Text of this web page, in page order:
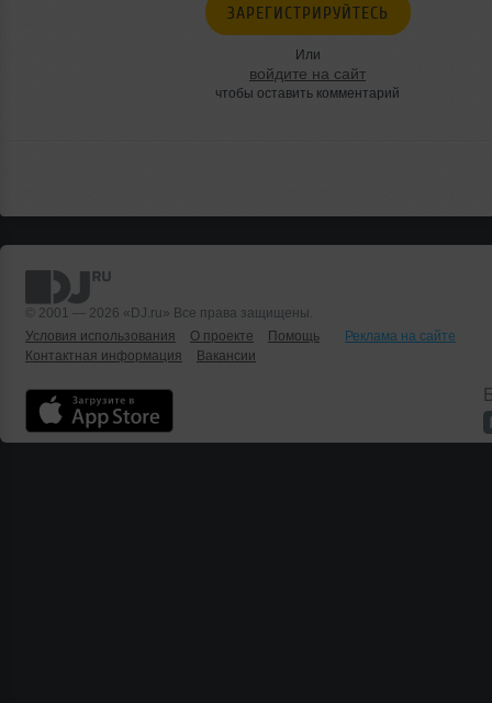
ЗАРЕГИСТРИРУЙТЕСЬ
Или
войдите на сайт
чтобы оставить комментарий
© 2001 — 2026 «DJ.ru» Все права защищены.
Условия использования
О проекте Помощь
Реклама на сайте
Контактная информация
Вакансии